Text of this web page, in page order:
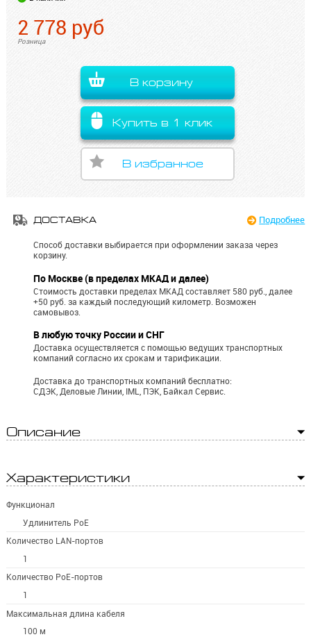
2 778 руб
Розница
В корзину
Купить в 1 клик
В избранное
ДОСТАВКА Подробнее
Способ доставки выбирается при оформлении заказа через
корзину.
По Москве (в пределах МКАД и далее)
Стоимость доставки пределах МКАД составляет 580 руб., далее
+50 руб. за каждый последующий километр. Возможен
самовывоз.
В любую точку России и СНГ
Доставка осуществляется с помощью ведущих транспортных
компаний согласно их срокам и тарификации.
Доставка до транспортных компаний бесплатно:
СДЭК, Деловые Линии, IML, ПЭК, Байкал Сервис.
Описание
Характеристики
Функционал
Удлинитель PoE
Количество LAN-портов
1
Количество PoE-портов
1
Максимальная длина кабеля
100 м